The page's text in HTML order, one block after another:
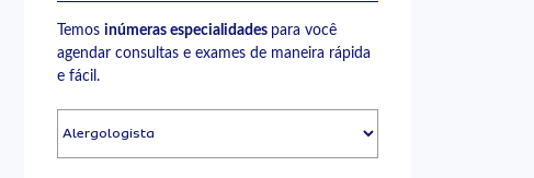
Temos inúmeras especialidades para você
agendar consultas e exames de maneira rápida
e fácil.